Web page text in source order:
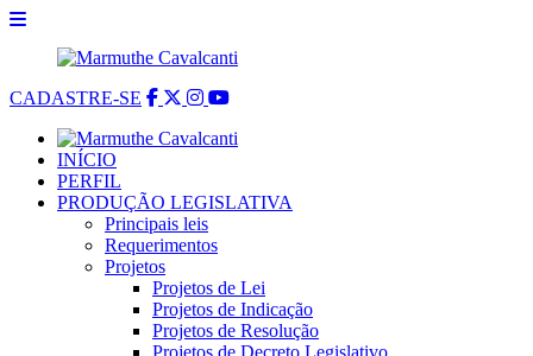
CADASTRE-SE
INÍCIO
PERFIL
PRODUÇÃO LEGISLATIVA
Principais leis
Requerimentos
Projetos
Projetos de Lei
Projetos de Indicação
Projetos de Resolução
Projetos de Decreto Legislativo